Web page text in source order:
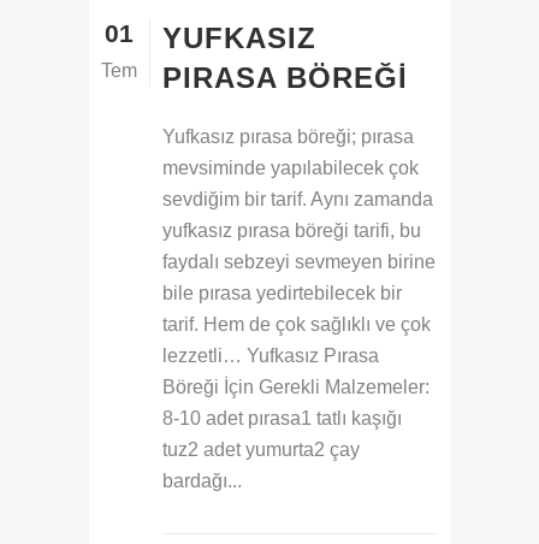
01
Tem
YUFKASIZ
PIRASA BÖREĞI
Yufkasız pırasa böreği; pırasa
mevsiminde yapılabilecek çok
sevdiğim bir tarif. Aynı zamanda
yufkasız pırasa böreği tarifi, bu
faydalı sebzeyi sevmeyen birine
bile pırasa yedirtebilecek bir
tarif. Hem de çok sağlıklı ve çok
lezzetli… Yufkasız Pırasa
Böreği İçin Gerekli Malzemeler:
8-10 adet pırasa1 tatlı kaşığı
tuz2 adet yumurta2 çay
bardağı...